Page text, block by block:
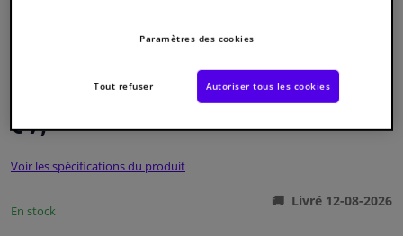
Atelier & outils
Camping-car, moto & vélo
8715616136112
€ 7,
Voir les spécifications du produit
En stock
Livré 12-08-2026
Paramètres des cookies
Tout refuser Autoriser tous les cookies